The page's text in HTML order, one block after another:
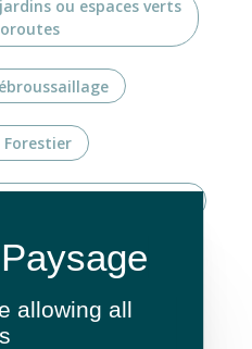
ou espaces verts
Forestier
et écologique
allowing all